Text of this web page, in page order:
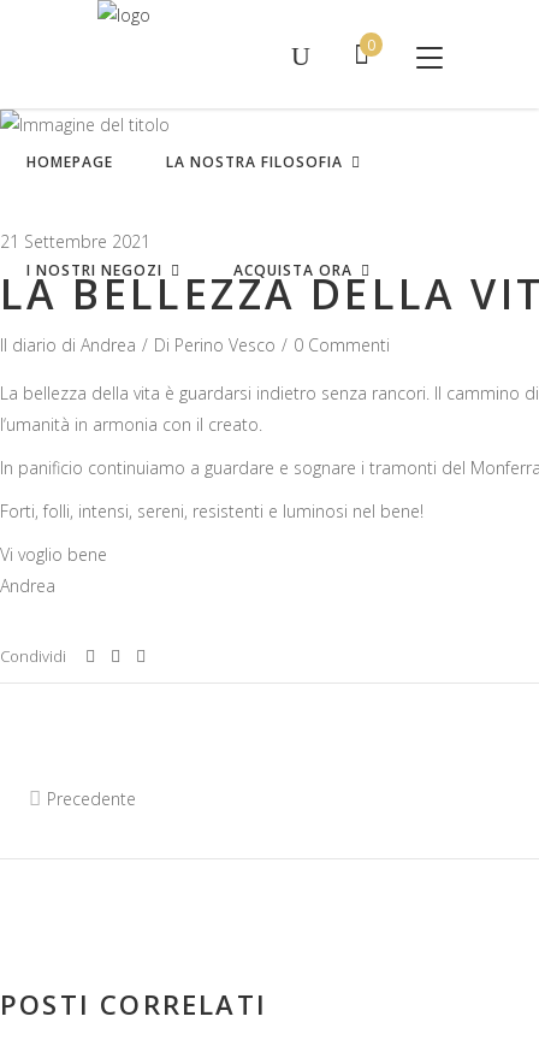
HOMEPAGE LA NOSTRA FILOSOFIA
I NOSTRI NEGOZI ACQUISTA ORA
0
21 Settembre 2021
LA BELLEZZA DELLA
Il diario di Andrea Di Perino Vesco 0 Commenti
La bellezza della vita è guardarsi indietro senza rancori. Il
l‘umanità in armonia con il creato.
In panificio continuiamo a guardare e sognare i tramonti del
Forti, folli, intensi, sereni, resistenti e luminosi nel bene!
Vi voglio bene
Andrea
Condividi
Precedente
POSTI CORRELATI